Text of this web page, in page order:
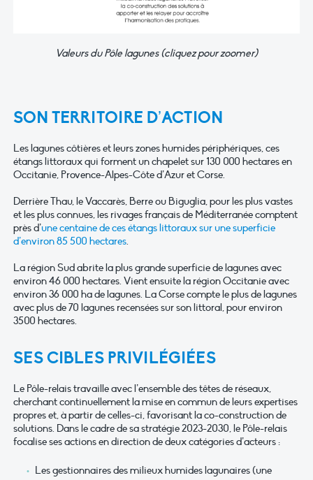
Valeurs du Pôle lagunes (cliquez pour zoomer)
SON TERRITOIRE D’ACTION
Les lagunes côtières et leurs zones humides périphériques, ces
étangs littoraux qui forment un chapelet sur 130 000 hectares en
Occitanie, Provence-Alpes-Côte d’Azur et Corse.
Derrière Thau, le Vaccarès, Berre ou Biguglia, pour les plus vastes
et les plus connues, les rivages français de Méditerranée comptent
près d’une centaine de ces étangs littoraux sur une superficie
d’environ 85 500 hectares.
La région Sud abrite la plus grande superficie de lagunes avec
environ 46 000 hectares. Vient ensuite la région Occitanie avec
environ 36 000 ha de lagunes. La Corse compte le plus de lagunes
avec plus de 70 lagunes recensées sur son littoral, pour environ
3500 hectares.
SES CIBLES PRIVILÉGIÉES
Le Pôle-relais travaille avec l’ensemble des têtes de réseaux,
cherchant continuellement la mise en commun de leurs expertises
propres et, à partir de celles-ci, favorisant la co-construction de
solutions. Dans le cadre de sa stratégie 2023-2030, le Pôle-relais
focalise ses actions en direction de deux catégories d’acteurs :
Les gestionnaires des milieux humides lagunaires (une